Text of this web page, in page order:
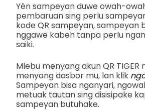
Yèn sampeyan duwe owah-
pembaruan sing perlu
kode QR sampeyan, sampeyan
nggawe kabeh tanpa perlu
saiki.
Mlebu menyang akun QR TIGER
menyang dasbor mu, lan klik
Sampeyan bisa nganyari,
metuak tautan sing disisipake
sampeyan butuhake.